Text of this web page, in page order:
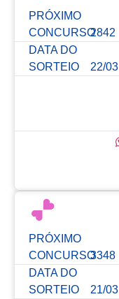
PRÓXIMO
CONCURSO2842
DATA DO
SORTEIO
22/03
PRÓXIMO
CONCURSO3348
DATA DO
SORTEIO
21/03